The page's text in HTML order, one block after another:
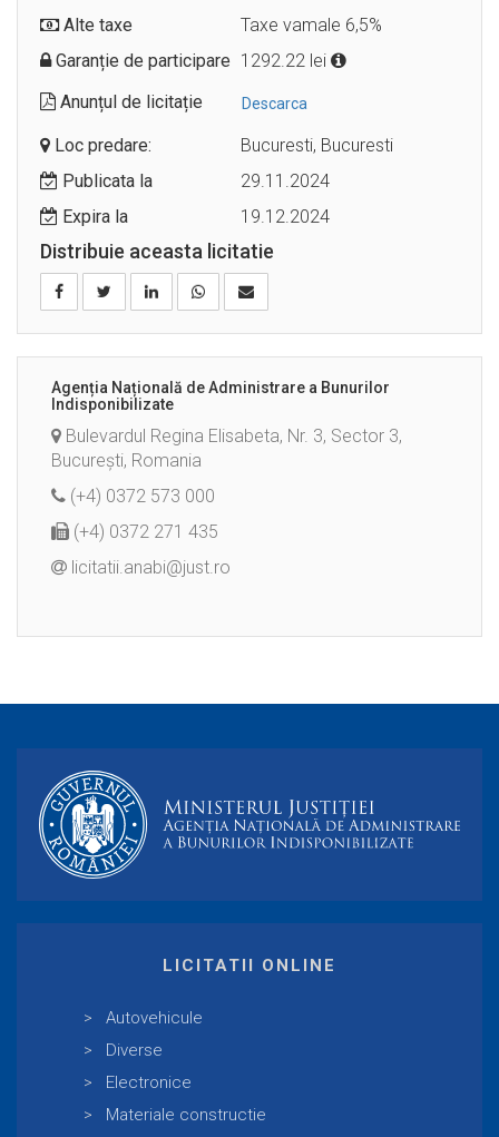
Alte taxe
Taxe vamale 6,5%
Garanție de participare 1292.22 lei
Anunțul de licitație
Descarca
Loc predare:
Bucuresti, Bucuresti
Publicata la
29.11.2024
Expira la
19.12.2024
Distribuie aceasta licitatie
Agenția Națională de Administrare a Bunurilor
Indisponibilizate
Bulevardul Regina Elisabeta, Nr. 3, Sector 3,
București, Romania
(+4) 0372 573 000
(+4) 0372 271 435
licitatii.anabi@just.ro
LICITATII ONLINE
Autovehicule
Diverse
Electronice
Materiale constructie